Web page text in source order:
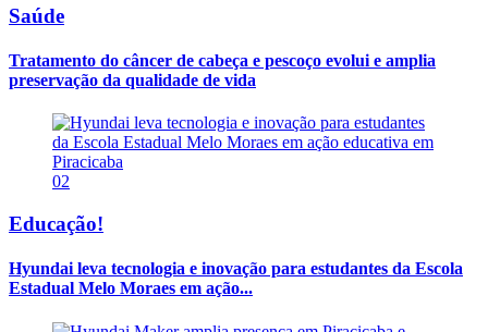
Saúde
Tratamento do câncer de cabeça e pescoço evolui e amplia
preservação da qualidade de vida
02
Educação!
Hyundai leva tecnologia e inovação para estudantes da Escola
Estadual Melo Moraes em ação...